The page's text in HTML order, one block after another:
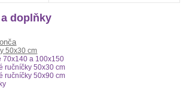
doplňky
50x30 cm
70x140 a 100x150
ručníčky 50x30 cm
ručníčky 50x90 cm